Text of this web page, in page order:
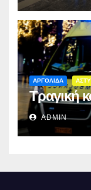
ΑΡΓΟΛΙΔΑ
Τραγική
ADMIN